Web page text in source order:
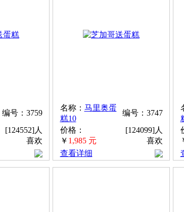
编号：3759
[124552]人
喜欢
名称： 马里奥蛋
糕10
编号：3747
价格：
￥ 1,985 元
[124099]人
喜欢
查看详细